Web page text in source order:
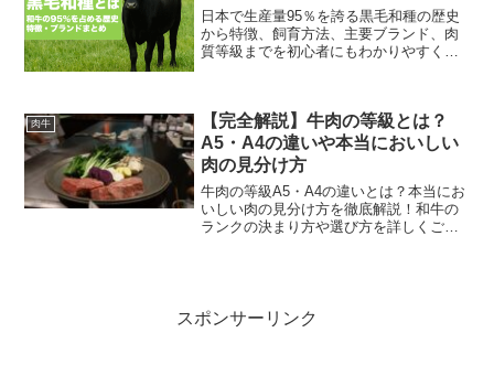
日本で生産量95％を誇る黒毛和種の歴史
から特徴、飼育方法、主要ブランド、肉
質等級までを初心者にもわかりやすく網
肉牛
【完全解説】牛肉の等級とは？
A5・A4の違いや本当においしい
肉の見分け方
牛肉の等級A5・A4の違いとは？本当にお
いしい肉の見分け方を徹底解説！和牛の
ランクの決まり方や選び方を詳しくご紹
スポンサーリンク